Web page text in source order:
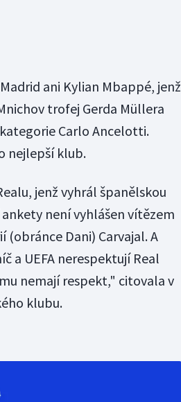
ani Kylian Mbappé, jenž
trofej Gerda Müllera
Carlo Ancelotti.
nejlepší klub.
jenž vyhrál španělskou
není vyhlášen vítězem
Dani) Carvajal. A
a UEFA nerespektují Real
nemají respekt," citovala v
klubu.